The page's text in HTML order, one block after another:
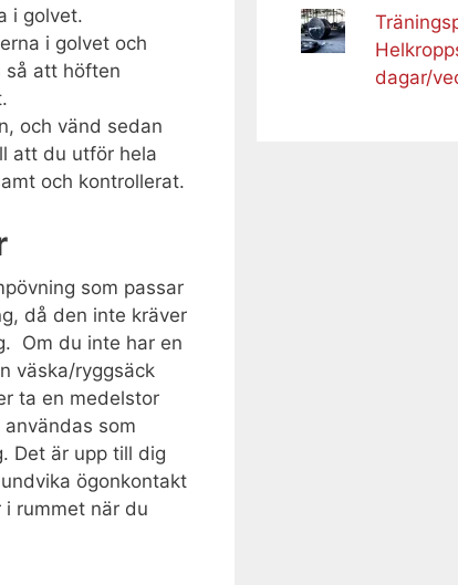
i golvet.
i golvet och
så att höften
och vänd sedan
att du utför hela
och kontrollerat.
som passar
då den inte kräver
Om du inte har en
väska/ryggsäck
ta en medelstor
som
Det är upp till dig
ögonkontakt
rummet när du
dagar/